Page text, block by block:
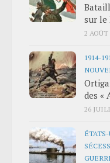
sur le
2 AOÛT
1914-
des «
26